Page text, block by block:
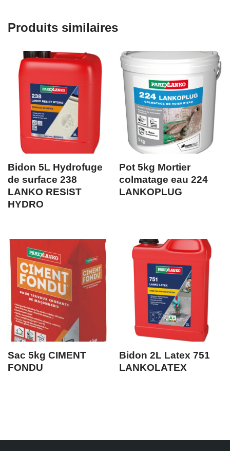
Produits similaires
Bidon 5L Hydrofuge
de surface 238
LANKO RESIST
HYDRO
Pot 5kg Mortier
colmatage eau 224
LANKOPLUG
Sac 5kg CIMENT
FONDU
Bidon 2L Latex 751
LANKOLATEX